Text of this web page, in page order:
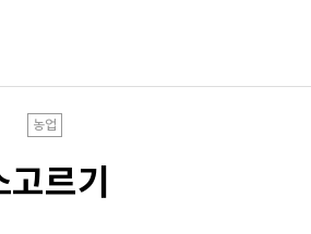
농업
고르기